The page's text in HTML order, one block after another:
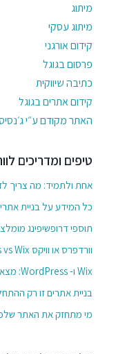
מיתוג
מיתוג עסקי
קידום אורגני
פרסום בגוגל
כתיבה שיווקית
קידום אתרים בגוגל
האתר מקודם ע״י
טיפים ומדריכים
אחת ולתמיד: מה צריך
כל המידע על בניית
תוספי דרופשיפינג
וורדפרס או וויקס WordPress vs Wix מה עדיף?
Wix ו- WordPress: מצאו את ההבדלים
בניית אתרים זו רק
מי מתחזק את האתר